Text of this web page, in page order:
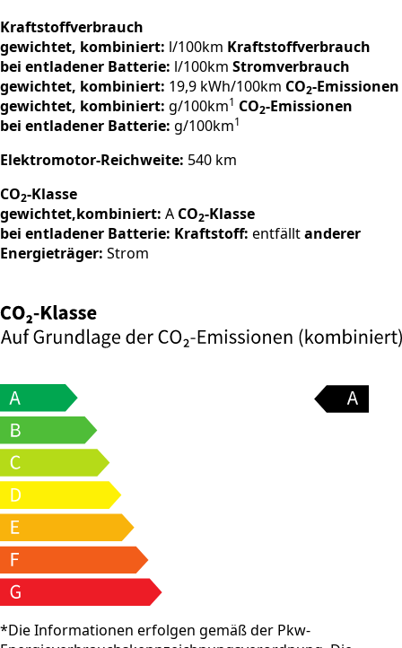
Kraftstoffverbrauch
gewichtet, kombiniert: l/100km Kraftstoffverbrauch
bei entladener Batterie: l/100km Stromverbrauch
gewichtet, kombiniert: 19,9 kWh/100km CO2-Emissionen
gewichtet, kombiniert: g/100km1 CO2-Emissionen
bei entladener Batterie: g/100km1
Elektromotor-Reichweite: 540 km
CO2-Klasse
gewichtet,kombiniert: A CO2-Klasse
bei entladener Batterie: Kraftstoff: entfälltanderer
Energieträger: Strom
*Die Informationen erfolgen gemäß der Pkw-